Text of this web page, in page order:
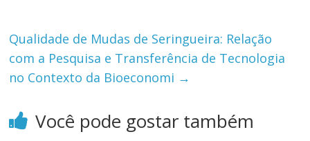
Qualidade de Mudas de Seringueira: Relação
com a Pesquisa e Transferência de Tecnologia
no Contexto da Bioeconomi →
Você pode gostar também